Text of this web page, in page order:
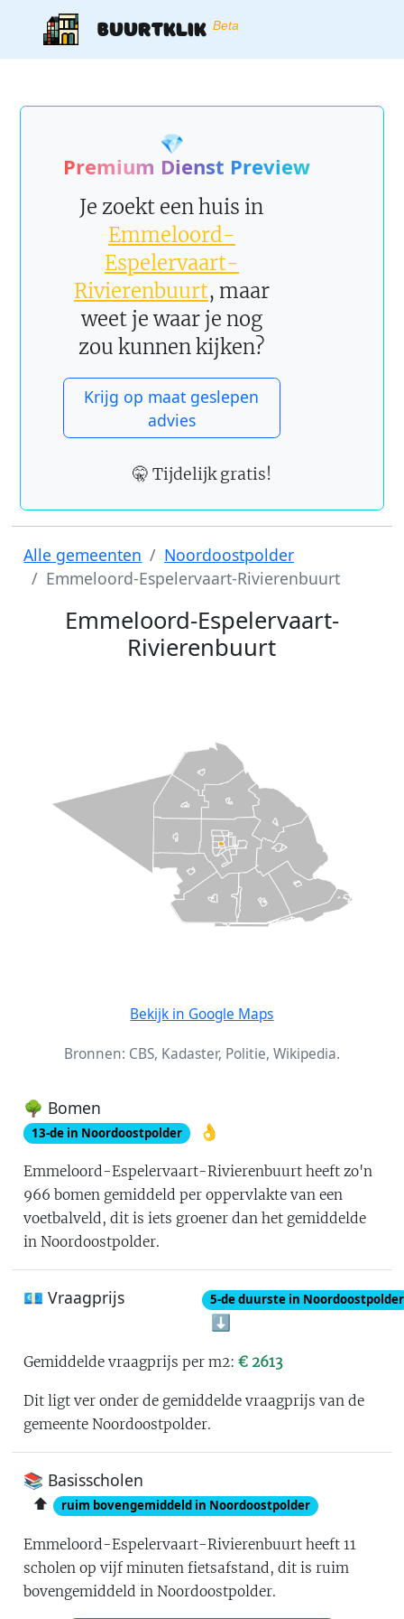
Buurtklik Beta
💎
Premium Dienst Preview
Je zoekt een huis in
Emmeloord-
Espelervaart-
Rivierenbuurt, maar
weet je waar je nog
zou kunnen kijken?
Krijg op maat geslepen
advies
🤫 Tijdelijk gratis!
Alle gemeenten
Noordoostpolder
Emmeloord-Espelervaart-Rivierenbuurt
Emmeloord-Espelervaart-
Rivierenbuurt
Bekijk in Google Maps
Bronnen: CBS, Kadaster, Politie, Wikipedia.
🌳 Bomen
13-de in Noordoostpolder 👌
Emmeloord-Espelervaart-Rivierenbuurt heeft zo'n
966 bomen gemiddeld per oppervlakte van een
voetbalveld, dit isiets groener dan het gemiddelde
in Noordoostpolder.
💶 Vraagprijs 5-deduurste in Noordoostpolder
⬇️
Gemiddelde vraagprijs per m2: € 2613
Dit ligt ver onder de gemiddelde vraagprijs van de
gemeente Noordoostpolder.
📚 Basisscholen
⬆️
ruim bovengemiddeld in Noordoostpolder
Emmeloord-Espelervaart-Rivierenbuurt heeft11
scholen op vijf minuten fietsafstand , dit is ruim
bovengemiddeld in Noordoostpolder.